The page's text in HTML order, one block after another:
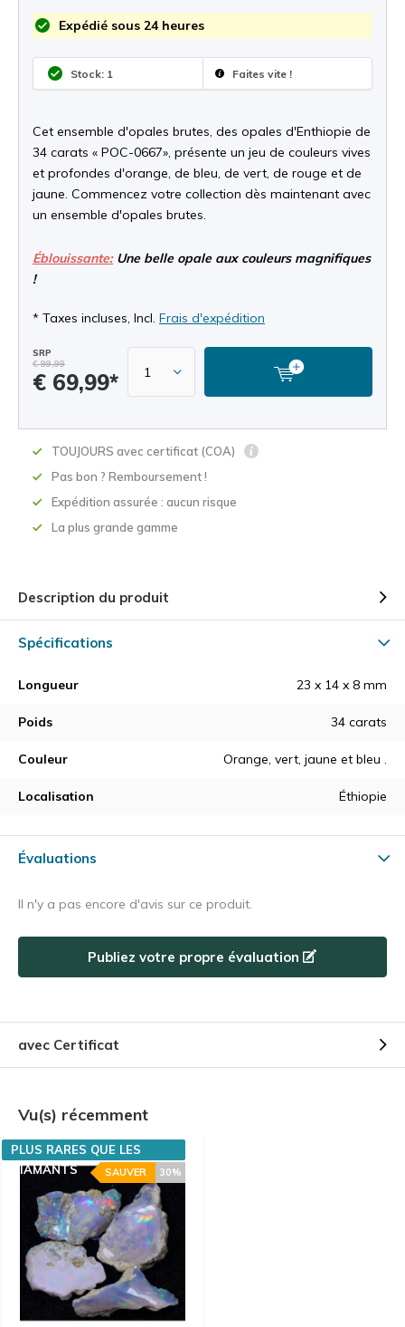
Expédié sous 24 heures
Stock: 1 Faites vite !
Cet ensemble d'opales brutes, des opales d'Enthiopie de
34 carats « POC-0667», présente un jeu de couleurs vives
et profondes d'orange, de bleu, de vert, de rouge et de
jaune. Commencez votre collection dès maintenant avec
un ensemble d'opales brutes.
Éblouissante:Une belle opale aux couleurs magnifiques
!
* Taxes incluses, Incl. Frais d'expédition
SRP
€ 99,99
€ 69,99*
TOUJOURS avec certificat (COA)
Pas bon ? Remboursement !
Expédition assurée : aucun risque
La plus grande gamme
Description du produit
Spécifications
Longueur 23 x 14 x 8 mm
Poids 34 carats
Couleur Orange, vert, jaune et bleu .
Localisation Éthiopie
Évaluations
Il n'y a pas encore d'avis sur ce produit.
Publiez votre propre évaluation
avec Certificat
Vu(s) récemment
PLUS RARES QUE LES
DIAMANTS
30%
SAUVER